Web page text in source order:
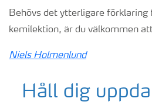
Behövs det ytterligare förklaring
kemilektion, är du välkommen
Niels Holmenlund
Håll dig